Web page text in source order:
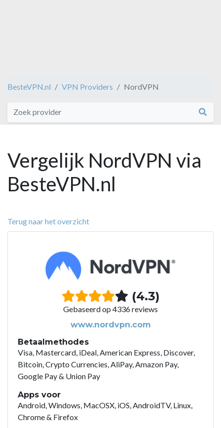
BesteVPN.nl VPN Providers NordVPN
Vergelijk NordVPN via
BesteVPN.nl
Terug naar het overzicht
(4.3)
Gebaseerd op 4336 reviews
www.nordvpn.com
Betaalmethodes
Visa, Mastercard, iDeal, American Express, Discover,
Bitcoin, Crypto Currencies, AliPay, Amazon Pay,
Google Pay & Union Pay
Apps voor
Android, Windows, MacOSX, iOS, AndroidTV, Linux,
Chrome & Firefox